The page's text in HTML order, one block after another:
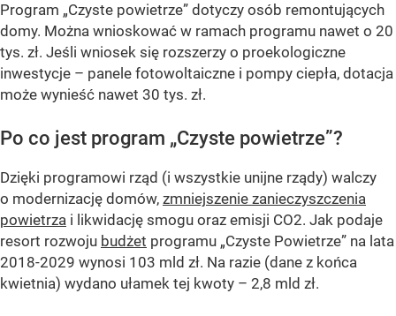
Program „Czyste powietrze” dotyczy osób remontujących
domy. Można wnioskować w ramach programu nawet o 20
tys. zł. Jeśli wniosek się rozszerzy o proekologiczne
inwestycje – panele fotowoltaiczne i pompy ciepła, dotacja
może wynieść nawet 30 tys. zł.
Po co jest program „Czyste powietrze”?
Dzięki programowi rząd (i wszystkie unijne rządy) walczy
o modernizację domów, zmniejszenie zanieczyszczenia
powietrza i likwidację smogu oraz emisji CO2. Jak podaje
resort rozwoju budżet programu „Czyste Powietrze” na lata
2018-2029 wynosi 103 mld zł. Na razie (dane z końca
kwietnia) wydano ułamek tej kwoty – 2,8 mld zł.